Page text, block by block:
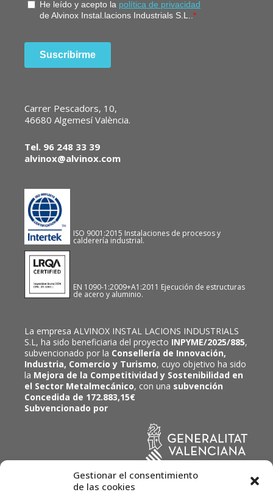
Gestionar el consentimiento
de las cookies
Carrer Pescadors, 10,
46680 Algemesí València.
Tel. 96 248 33 39
alvinox@alvinox.com
ISO 9001:2015 Instalaciones de procesos y
calderería industrial.
EN 1090-1:2009+A1:2011 Ejecución de estructuras
de acero y aluminio.
La empresa ALVINOX INSTAL LACIONS INDUSTRIALS
S.L, ha sido beneficiaria del proyecto INPYME/2025/885,
subvencionado por la Consellería de Innovación,
Industria, Comercio y Turismo, cuyo objetivo ha sido
la Mejora de la Competitividad y Sostenibilidad en
el Sector Metalmecánico, con una subvención
Concedida de 172.883,15€
Subvencionado por